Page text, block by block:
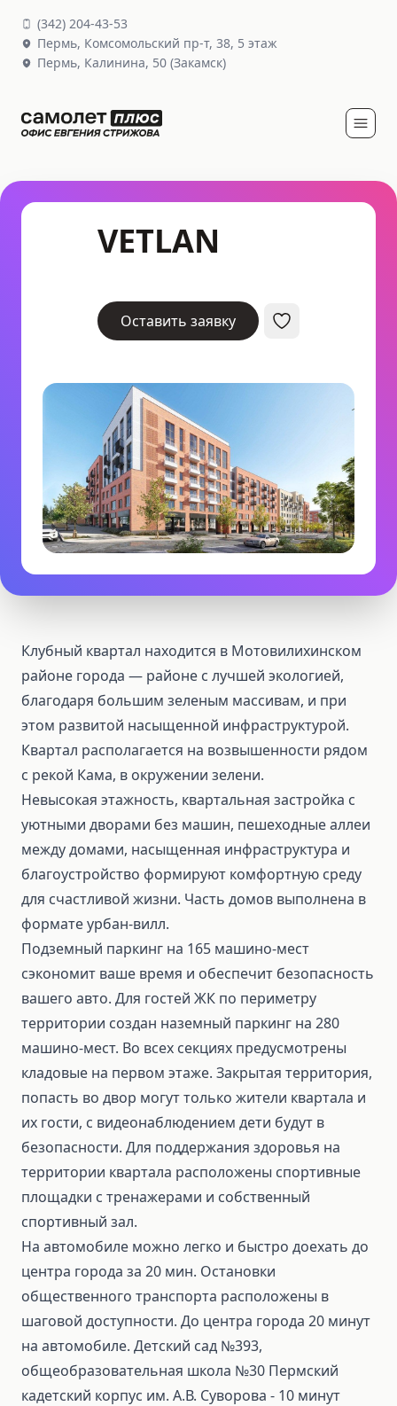
(342) 204-43-53
Пермь, Комсомольский пр-т, 38, 5 этаж
Пермь, Калинина, 50 (Закамск)
VETLAN
Оставить заявку
Клубный квартал находится в Мотовилихинском
районе города — районе с лучшей экологией,
благодаря большим зеленым массивам, и при
этом развитой насыщенной инфраструктурой.
Квартал располагается на возвышенности рядом
с рекой Кама, в окружении зелени.
Невысокая этажность, квартальная застройка с
уютными дворами без машин, пешеходные аллеи
между домами, насыщенная инфраструктура и
благоустройство формируют комфортную среду
для счастливой жизни. Часть домов выполнена в
формате урбан-вилл.
Подземный паркинг на 165 машино-мест
сэкономит ваше время и обеспечит безопасность
вашего авто. Для гостей ЖК по периметру
территории создан наземный паркинг на 280
машино-мест. Во всех секциях предусмотрены
кладовые на первом этаже. Закрытая территория,
попасть во двор могут только жители квартала и
их гости, с видеонаблюдением дети будут в
безопасности. Для поддержания здоровья на
территории квартала расположены спортивные
площадки с тренажерами и собственный
спортивный зал.
На автомобиле можно легко и быстро доехать до
центра города за 20 мин. Остановки
общественного транспорта расположены в
шаговой доступности. До центра города 20 минут
на автомобиле. Детский сад №393,
общеобразовательная школа №30 Пермский
кадетский корпус им. А.В. Суворова - 10 минут